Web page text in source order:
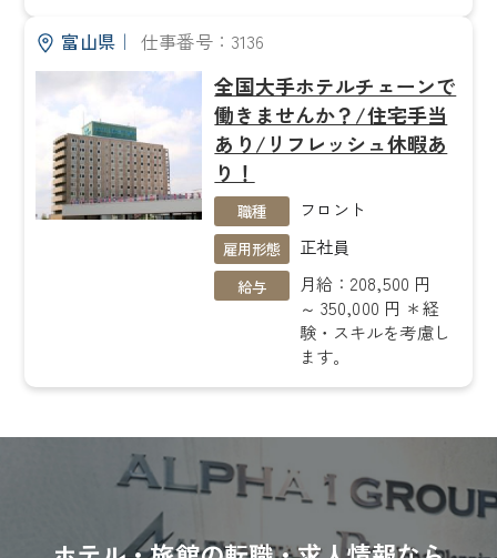
富山県｜ 仕事番号：3136
全国大手ホテルチェーンで
働きませんか？/住宅手当
あり/リフレッシュ休暇あ
り！
職種 フロント
雇用形態 正社員
給与
月給：208,500 円
～ 350,000 円 ＊経
験・スキルを考慮し
ます。